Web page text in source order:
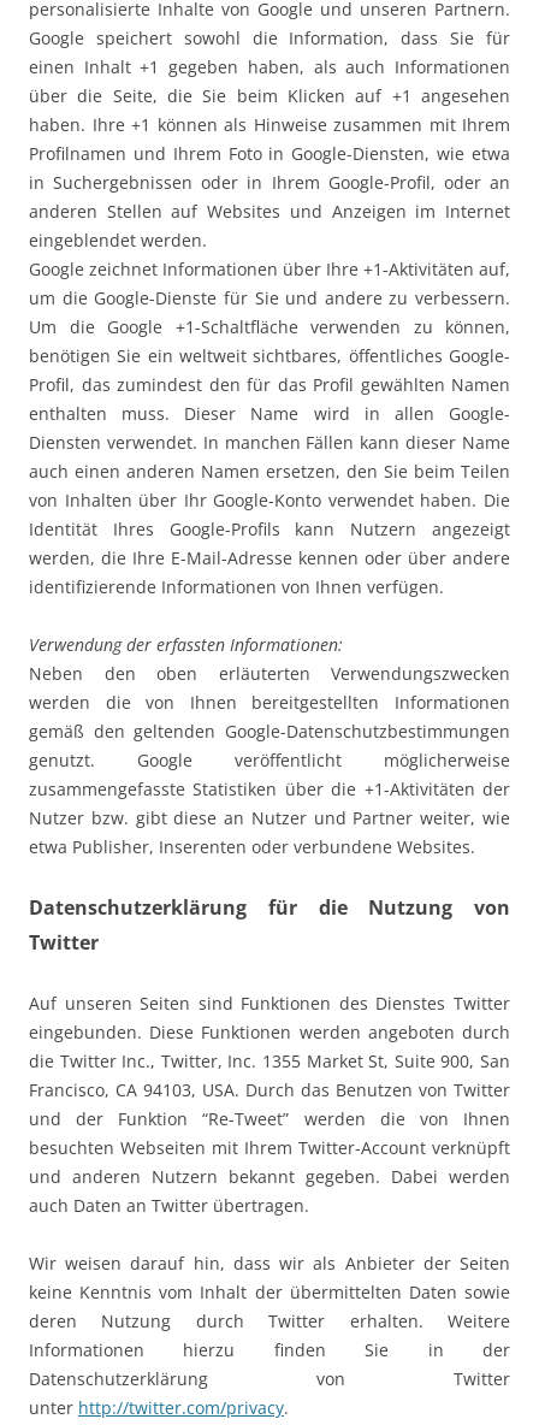
personalisierte Inhalte von Google und unseren Partnern.
Google speichert sowohl die Information, dass Sie für
einen Inhalt +1 gegeben haben, als auch Informationen
über die Seite, die Sie beim Klicken auf +1 angesehen
haben. Ihre +1 können als Hinweise zusammen mit Ihrem
Profilnamen und Ihrem Foto in Google-Diensten, wie etwa
in Suchergebnissen oder in Ihrem Google-Profil, oder an
anderen Stellen auf Websites und Anzeigen im Internet
eingeblendet werden.
Google zeichnet Informationen über Ihre +1-Aktivitäten auf,
um die Google-Dienste für Sie und andere zu verbessern.
Um die Google +1-Schaltfläche verwenden zu können,
benötigen Sie ein weltweit sichtbares, öffentliches Google-
Profil, das zumindest den für das Profil gewählten Namen
enthalten muss. Dieser Name wird in allen Google-
Diensten verwendet. In manchen Fällen kann dieser Name
auch einen anderen Namen ersetzen, den Sie beim Teilen
von Inhalten über Ihr Google-Konto verwendet haben. Die
Identität Ihres Google-Profils kann Nutzern angezeigt
werden, die Ihre E-Mail-Adresse kennen oder über andere
identifizierende Informationen von Ihnen verfügen.
Verwendung der erfassten Informationen:
Neben den oben erläuterten Verwendungszwecken
werden die von Ihnen bereitgestellten Informationen
gemäß den geltenden Google-Datenschutzbestimmungen
genutzt. Google veröffentlicht möglicherweise
zusammengefasste Statistiken über die +1-Aktivitäten der
Nutzer bzw. gibt diese an Nutzer und Partner weiter, wie
etwa Publisher, Inserenten oder verbundene Websites.
Datenschutzerklärung für die Nutzung von
Twitter
Auf unseren Seiten sind Funktionen des Dienstes Twitter
eingebunden. Diese Funktionen werden angeboten durch
die Twitter Inc., Twitter, Inc. 1355 Market St, Suite 900, San
Francisco, CA 94103, USA. Durch das Benutzen von Twitter
und der Funktion “Re-Tweet” werden die von Ihnen
besuchten Webseiten mit Ihrem Twitter-Account verknüpft
und anderen Nutzern bekannt gegeben. Dabei werden
auch Daten an Twitter übertragen.
Wir weisen darauf hin, dass wir als Anbieter der Seiten
keine Kenntnis vom Inhalt der übermittelten Daten sowie
deren Nutzung durch Twitter erhalten. Weitere
Informationen hierzu finden Sie in der
Datenschutzerklärung von Twitter
unter http://twitter.com/privacy.